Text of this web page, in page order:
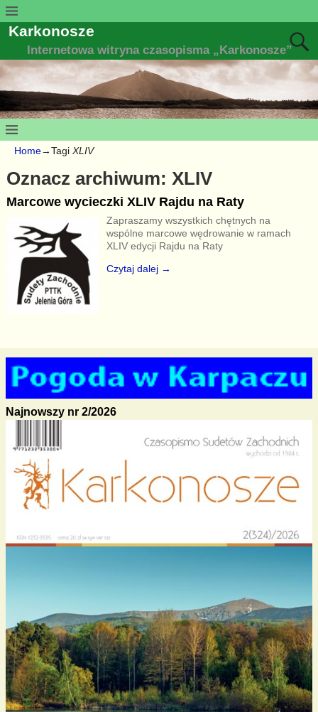
Karkonosze
Internetowa witryna czasopisma „Karkonosze”
Home→Tagi XLIV
Oznacz archiwum: XLIV
Marcowe wycieczki XLIV Rajdu na Raty
Zapraszamy wszystkich chętnych na
wspólne marcowe wędrowanie w ramach
XLIV edycji Rajdu na Raty
Czytaj dalej →
Najnowszy nr 2/2026